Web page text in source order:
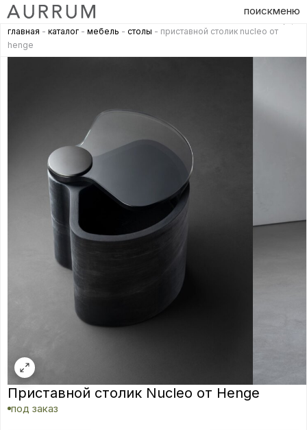
поискменю
главная - каталог - мебель - столы - приставной столик nucleo от
henge
Приставной столик Nucleo от Henge
под заказ